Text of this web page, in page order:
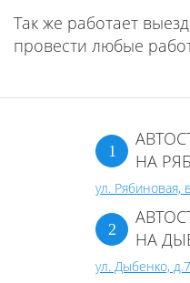
Так же работает
провести любые
НА
ул. Рябиновая,
НА
ул. Дыбенко,